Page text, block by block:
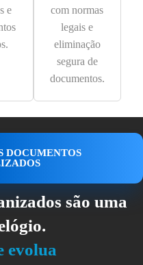
e
com normas
legais e
eliminação
segura de
documentos.
DOCUMENTOS
são uma
evolua